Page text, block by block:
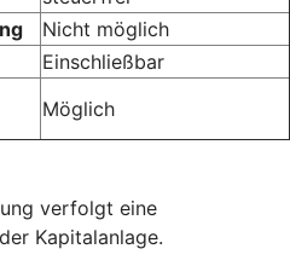
Nicht möglich
Einschließbar
Möglich
verfolgt eine
Kapitalanlage.